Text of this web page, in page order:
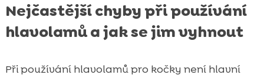
Nejčastější chyby při používání
hlavolamů a jak se jim vyhnout
Při používání hlavolamů pro kočky není hlavní